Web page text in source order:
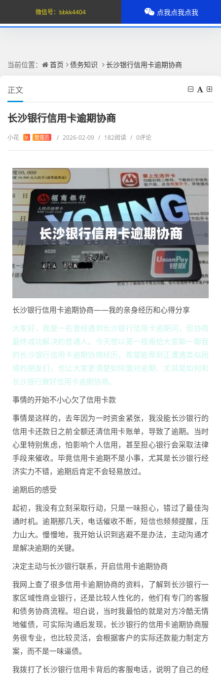
当前位置： 首页 债务知识 长沙银行信用卡逾期协商
正文
长沙银行信用卡逾期协商
小花 V 管理员 / 2026-02-09 / 182阅读 / 0评论
长沙银行信用卡逾期协商——我的亲身经历和心得分享
大家好，我是一名曾经遇到长沙银行信用卡逾期问，但协商
最终成功解决的普通人。今天想以第一视角给大家聊一聊我
的长沙银行信用卡逾期协商经历，希望能帮到正遭遇类似困
境的朋友们，也让大家更清楚如何面对逾期，尤其是如何和
长沙银行做好信用卡逾期协商。
事情的开始不小心欠了信用卡款
事情是这样的，去年因为一时资金紧张，我没能长沙银行的
信用卡还款日之前全额还清信用卡账单，导致了逾期。当时
心里特别焦虑，怕影响个人信用，甚至担心银行会采取法律
手段来催收。毕竟信用卡逾期不是小事，尤其是长沙银行经
济实力不错，逾期后肯定不会轻易放过。
逾期后的感受
起初，我没有立刻采取行动，只是一味担心，错过了最佳沟
通时机。逾期那几天，电话催收不断，短信也频频提醒，压
力山大。慢慢地，我开始认识到逃避不是办法，主动沟通才
是解决逾期的关键。
决定主动与长沙银行联系，开启信用卡逾期协商
我网上查了很多信用卡逾期协商的资料，了解到长沙银行一
家区域性商业银行，还是比较人性化的，他们有专门的客服
和债务协商流程。坦白说，当时我最怕的就是对方冷酷无情
地催债，可实际沟通后发现，长沙银行的信用卡逾期协商服
务很专业，也比较灵活，会根据客户的实际还款能力制定方
案，而不是一味逼债。
我拨打了长沙银行信用卡背后的客服电话，说明了自己的经
微信号： bbkk4404 点我点我点我